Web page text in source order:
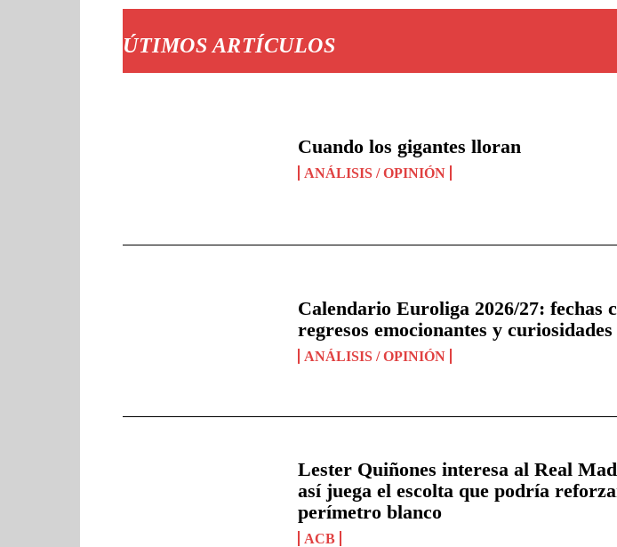
ÚTIMOS ARTÍCULOS
Cuando los gigantes lloran
ANÁLISIS / OPINIÓN
Calendario Euroliga 2026/27: fechas
regresos emocionantes y curiosidades
ANÁLISIS / OPINIÓN
Lester Quiñones interesa al Real
así juega el escolta que podría
perímetro blanco
ACB